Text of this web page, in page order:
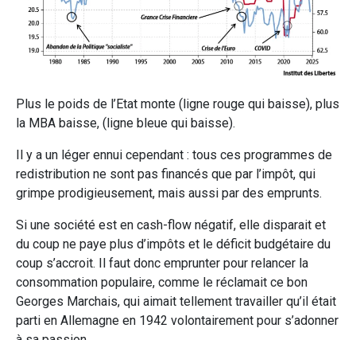
Plus le poids de l’Etat monte (ligne rouge qui baisse), plus
la MBA baisse, (ligne bleue qui baisse).
Il y a un léger ennui cependant : tous ces programmes de
redistribution ne sont pas financés que par l’impôt, qui
grimpe prodigieusement, mais aussi par des emprunts.
Si une société est en cash-flow négatif, elle disparait et
du coup ne paye plus d’impôts et le déficit budgétaire du
coup s’accroit. Il faut donc emprunter pour relancer la
consommation populaire, comme le réclamait ce bon
Georges Marchais, qui aimait tellement travailler qu’il était
parti en Allemagne en 1942 volontairement pour s’adonner